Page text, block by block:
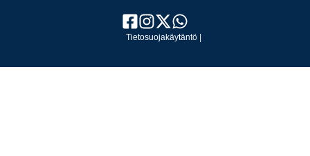
Tietosuojakäytäntö